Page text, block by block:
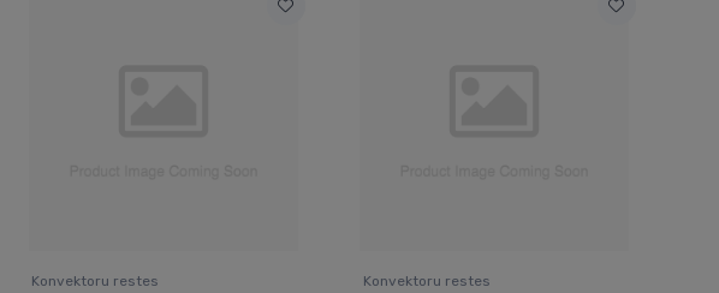
Konvektoru restes
Konvektoru restes